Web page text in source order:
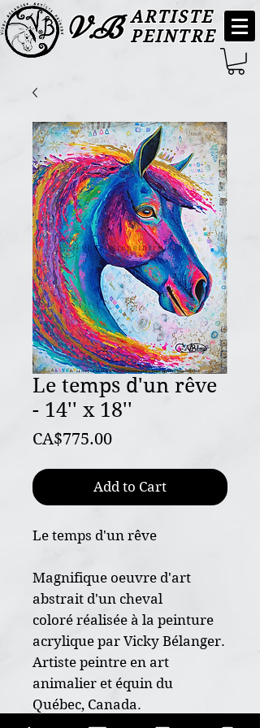
V.B ARTISTE
PEINTRE
Le temps d'un rêve
- 14'' x 18''
CA$775.00Price
Add to Cart
Le temps d'un rêve
Magnifique oeuvre d'art
abstrait d'un cheval
coloré réalisée à la peinture
acrylique par Vicky Bélanger.
Artiste peintre en art
animalier et équin du
Québec, Canada.